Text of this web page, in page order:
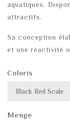
aquatiques.
attractifs.
Sa conception
et une réactivité
Coloris
Menge